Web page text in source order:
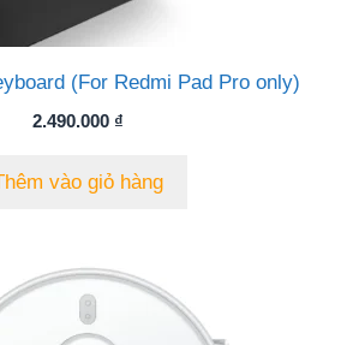
(For Redmi Pad Pro only)
2.490.000 ₫
vào giỏ hàng